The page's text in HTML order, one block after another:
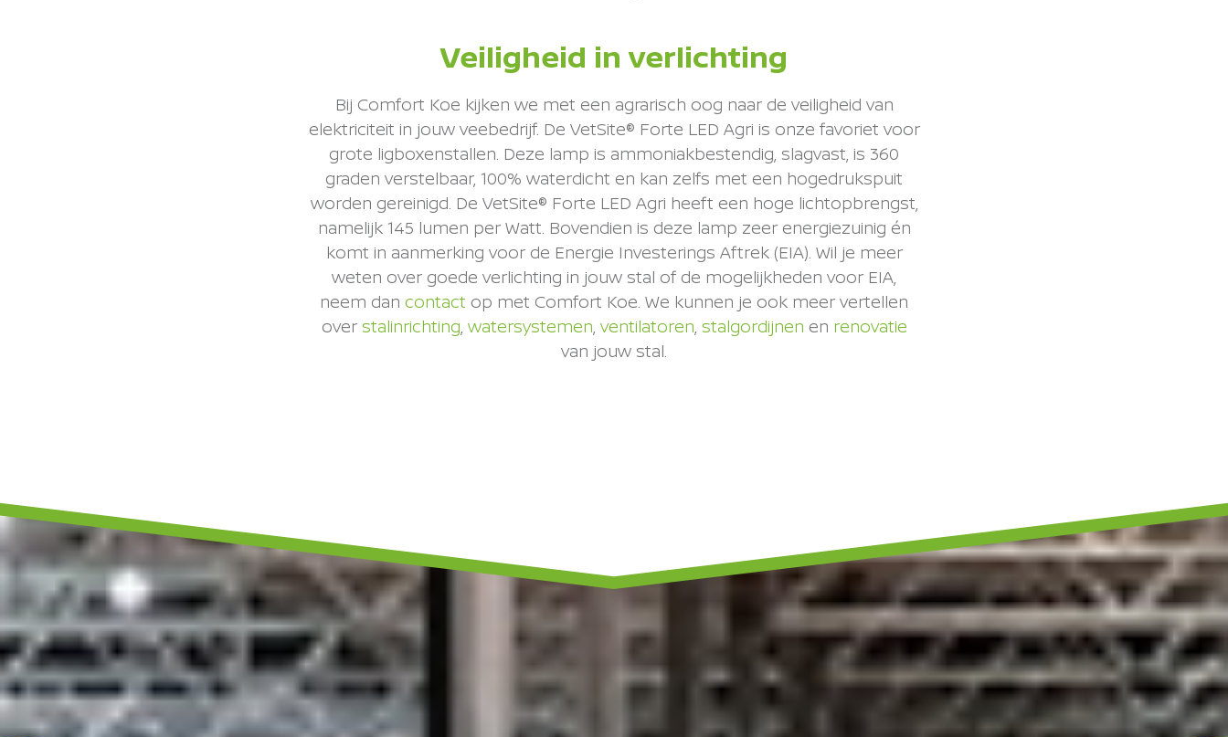
Veiligheid in verlichting
Bij Comfort Koe kijken we met een agrarisch oog naar de veiligheid van
elektriciteit in jouw veebedrijf. De VetSite® Forte LED Agri is onze favoriet voor
grote ligboxenstallen. Deze lamp is ammoniakbestendig, slagvast, is 360
graden verstelbaar, 100% waterdicht en kan zelfs met een hogedrukspuit
worden gereinigd. De VetSite® Forte LED Agri heeft een hoge lichtopbrengst,
namelijk 145 lumen per Watt. Bovendien is deze lamp zeer energiezuinig én
komt in aanmerking voor de Energie Investerings Aftrek (EIA). Wil je meer
weten over goede verlichting in jouw stal of de mogelijkheden voor EIA,
neem dan contact op met Comfort Koe. We kunnen je ook meer vertellen
over stalinrichting, watersystemen, ventilatoren, stalgordijnen en renovatie
van jouw stal.